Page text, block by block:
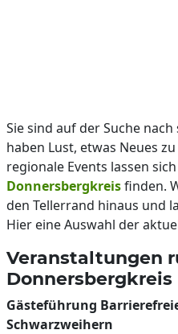
Sie sind auf der Suche
haben Lust, etwas Neues
regionale Events lassen
Donnersbergkreisfinden.
den Tellerrand hinaus und
Hier eine Auswahl der
Veranstaltungen
Donnersbergkreis
Gästeführung
Schwarzweihern